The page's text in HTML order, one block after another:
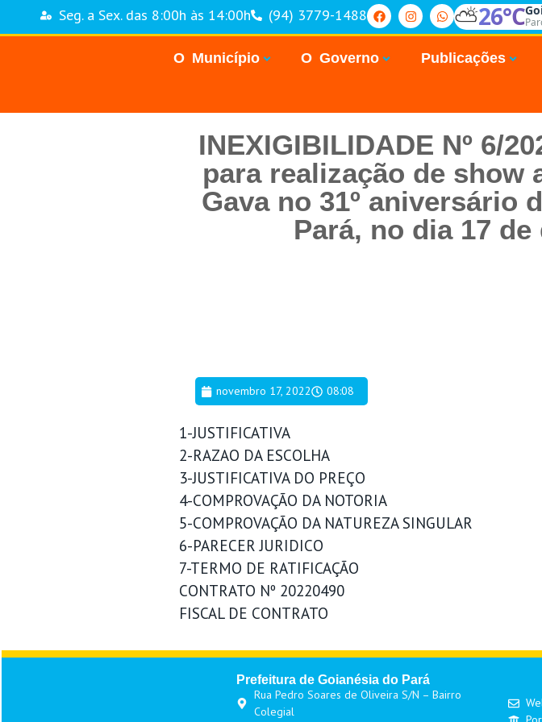
Seg. a Sex. das 8:00h às 14:00h (94) 3779-1488 ⛅26°C
O Município O Governo Publicações
INEXIGIBILIDADE Nº 6/
para realização de
Gava no 31º aniversário
Pará, no dia 17
novembro 17, 2022 08:08
1-JUSTIFICATIVA
2-RAZAO DA ESCOLHA
3-JUSTIFICATIVA DO PREÇO
4-COMPROVAÇÃO DA NOTORIA
5-COMPROVAÇÃO DA NATUREZA SINGULAR
6-PARECER JURIDICO
7-TERMO DE RATIFICAÇÃO
CONTRATO Nº 20220490
FISCAL DE CONTRATO
Prefeitura de Goianésia do Pará
Rua Pedro Soares de Oliveira S/N – Bairro
Colegial